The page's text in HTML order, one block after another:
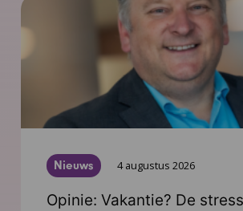
Nieuws 4 augustus 2026
Opinie: Vakantie? De